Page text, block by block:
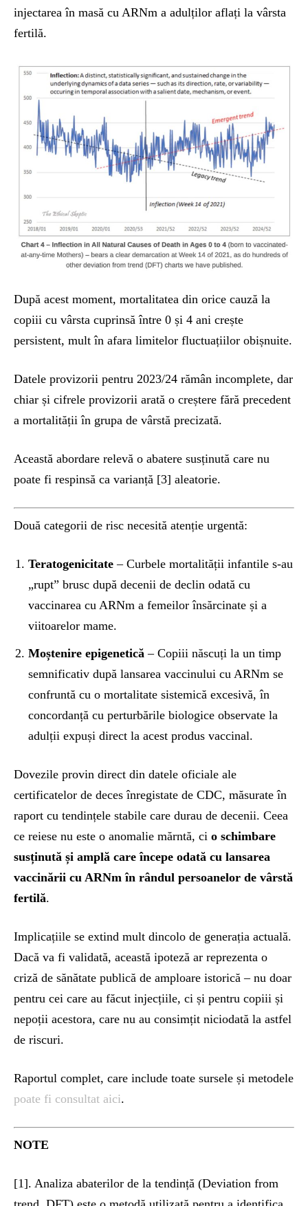
injectarea în masă cu ARNm a adulților aflați la vârsta
fertilă.
După acest moment, mortalitatea din orice cauză la
copiii cu vârsta cuprinsă între 0 și 4 ani crește
persistent, mult în afara limitelor fluctuațiilor obișnuite.
Datele provizorii pentru 2023/24 rămân incomplete, dar
chiar și cifrele provizorii arată o creștere fără precedent
a mortalității în grupa de vârstă precizată.
Această abordare relevă o abatere susținută care nu
poate fi respinsă ca varianță [3] aleatorie.
Două categorii de risc necesită atenție urgentă:
Teratogenicitate – Curbele mortalității infantile s-au
„rupt” brusc după decenii de declin odată cu
vaccinarea cu ARNm a femeilor însărcinate și a
viitoarelor mame.
Moștenire epigenetică – Copiii născuți la un timp
semnificativ după lansarea vaccinului cu ARNm se
confruntă cu o mortalitate sistemică excesivă, în
concordanță cu perturbările biologice observate la
adulții expuși direct la acest produs vaccinal.
Dovezile provin direct din datele oficiale ale
certificatelor de deces înregistate de CDC, măsurate în
raport cu tendințele stabile care durau de decenii. Ceea
ce reiese nu este o anomalie mărntă, ci o schimbare
susținută și amplă care începe odată cu lansarea
vaccinării cu ARNm în rândul persoanelor de vârstă
fertilă.
Implicațiile se extind mult dincolo de generația actuală.
Dacă va fi validată, această ipoteză ar reprezenta o
criză de sănătate publică de amploare istorică – nu doar
pentru cei care au făcut injecțiile, ci și pentru copiii și
nepoții acestora, care nu au consimțit niciodată la astfel
de riscuri.
Raportul complet, care include toate sursele și metodele
poate fi consultat aici.
NOTE
[1]. Analiza abaterilor de la tendință (Deviation from